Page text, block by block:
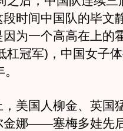
时间中国队的毕文
为一个高高在上的
杠冠军)，中国女子
国人柳金、英国
金娜——塞梅多娃先